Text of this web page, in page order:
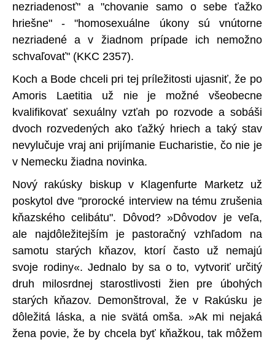
nezriadenosť" a "chovanie samo o sebe ťažko
hriešne" - "homosexuálne úkony sú vnútorne
nezriadené a v žiadnom prípade ich nemožno
schvaľovať" (KKC 2357).
Koch a Bode chceli pri tej príležitosti ujasniť, že po
Amoris Laetitia už nie je možné všeobecne
kvalifikovať sexuálny vzťah po rozvode a sobáši
dvoch rozvedených ako ťažký hriech a taký stav
nevylučuje vraj ani prijímanie Eucharistie, čo nie je
v Nemecku žiadna novinka.
Nový rakúsky biskup v Klagenfurte Marketz už
poskytol dve "prorocké interview na tému zrušenia
kňazského celibátu". Dôvod? »Dôvodov je veľa,
ale najdôležitejším je pastoračný vzhľadom na
samotu starých kňazov, ktorí často už nemajú
svoje rodiny«. Jednalo by sa o to, vytvoriť určitý
druh milosrdnej starostlivosti žien pre úbohých
starých kňazov. Demonštroval, že v Rakúsku je
dôležitá láska, a nie svätá omša. »Ak mi nejaká
žena povie, že by chcela byť kňažkou, tak môžem